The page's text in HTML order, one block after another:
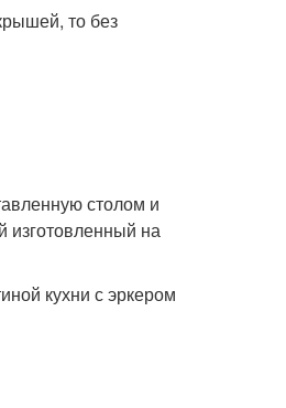
то без
столом и
изготовленный на
кухни с эркером